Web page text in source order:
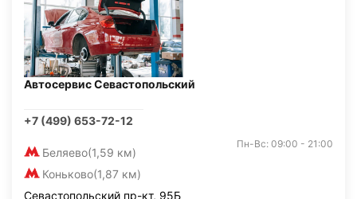
Автосервис Севастопольский
+7 (499) 653-72-12
Беляево(1,59 км)
Коньково(1,87 км)
Пн-Вс: 09:00 - 21:00
Севастопольский пр-кт, 95Б